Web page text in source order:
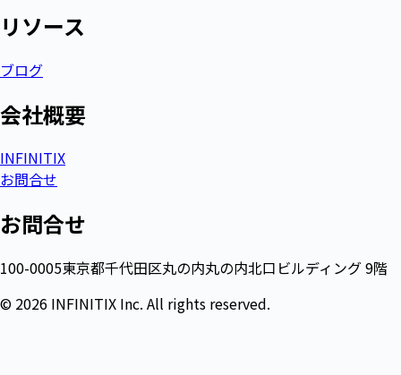
リソース​
ブログ
会社概要​
INFINITIX
お問合せ
お問合せ
100-0005東京都千代田区丸の内丸の内北口ビルディング 9階
© 2026 INFINITIX Inc. All rights reserved.